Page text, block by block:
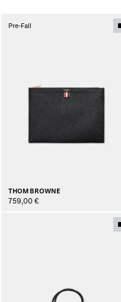
Pre-Fall
THOM BROWNE
759,00 €